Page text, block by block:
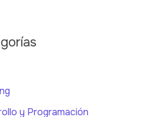
y Programación